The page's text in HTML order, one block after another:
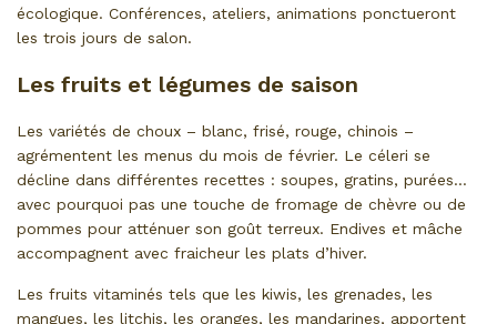
écologique. Conférences, ateliers, animations ponctueront
les trois jours de salon.
Les fruits et légumes de saison
Les variétés de choux – blanc, frisé, rouge, chinois –
agrémentent les menus du mois de février. Le céleri se
décline dans différentes recettes : soupes, gratins, purées…
avec pourquoi pas une touche de fromage de chèvre ou de
pommes pour atténuer son goût terreux. Endives et mâche
accompagnent avec fraicheur les plats d’hiver.
Les fruits vitaminés tels que les kiwis, les grenades, les
mangues, les litchis, les oranges, les mandarines, apportent